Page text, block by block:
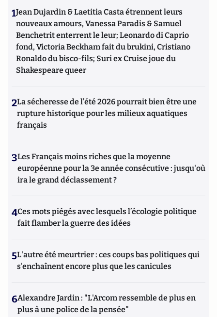
1Jean Dujardin & Laetitia Casta étrennent leurs
nouveaux amours, Vanessa Paradis & Samuel
Benchetrit enterrent le leur; Leonardo di Caprio
fond, Victoria Beckham fait du brukini, Cristiano
Ronaldo du bisco-fils; Suri ex Cruise joue du
Shakespeare queer
2La sécheresse de l’été 2026 pourrait bien être une
rupture historique pour les milieux aquatiques
français
3Les Français moins riches que la moyenne
européenne pour la 3e année consécutive : jusqu'où
ira le grand déclassement ?
4Ces mots piégés avec lesquels l’écologie politique
fait flamber la guerre des idées
5L'autre été meurtrier : ces coups bas politiques qui
s'enchaînent encore plus que les canicules
6Alexandre Jardin : "L'Arcom ressemble de plus en
plus à une police de la pensée"